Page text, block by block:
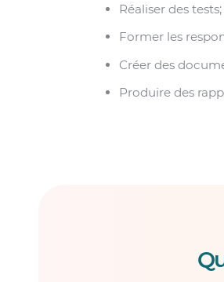
Réaliser des tests;
Former les
Créer des
Produire des